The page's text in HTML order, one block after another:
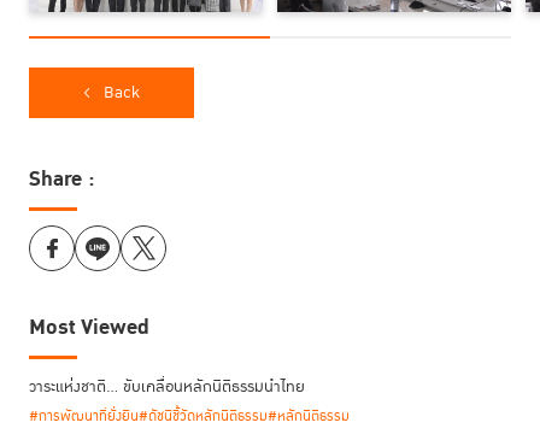
Back
Share :
Most Viewed
วาระแห่งชาติ… ขับเคลื่อนหลักนิติธรรมนำไทย
#การพัฒนาที่ยั่งยืน#ดัชนีชี้วัดหลักนิติธรรม#หลักนิติธรรม